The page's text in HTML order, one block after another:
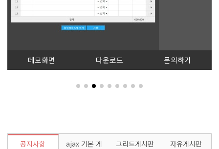
데모화면 다운로드 문의하기
공지사항
ajax 기본 게
그리드게시판 자유게시판